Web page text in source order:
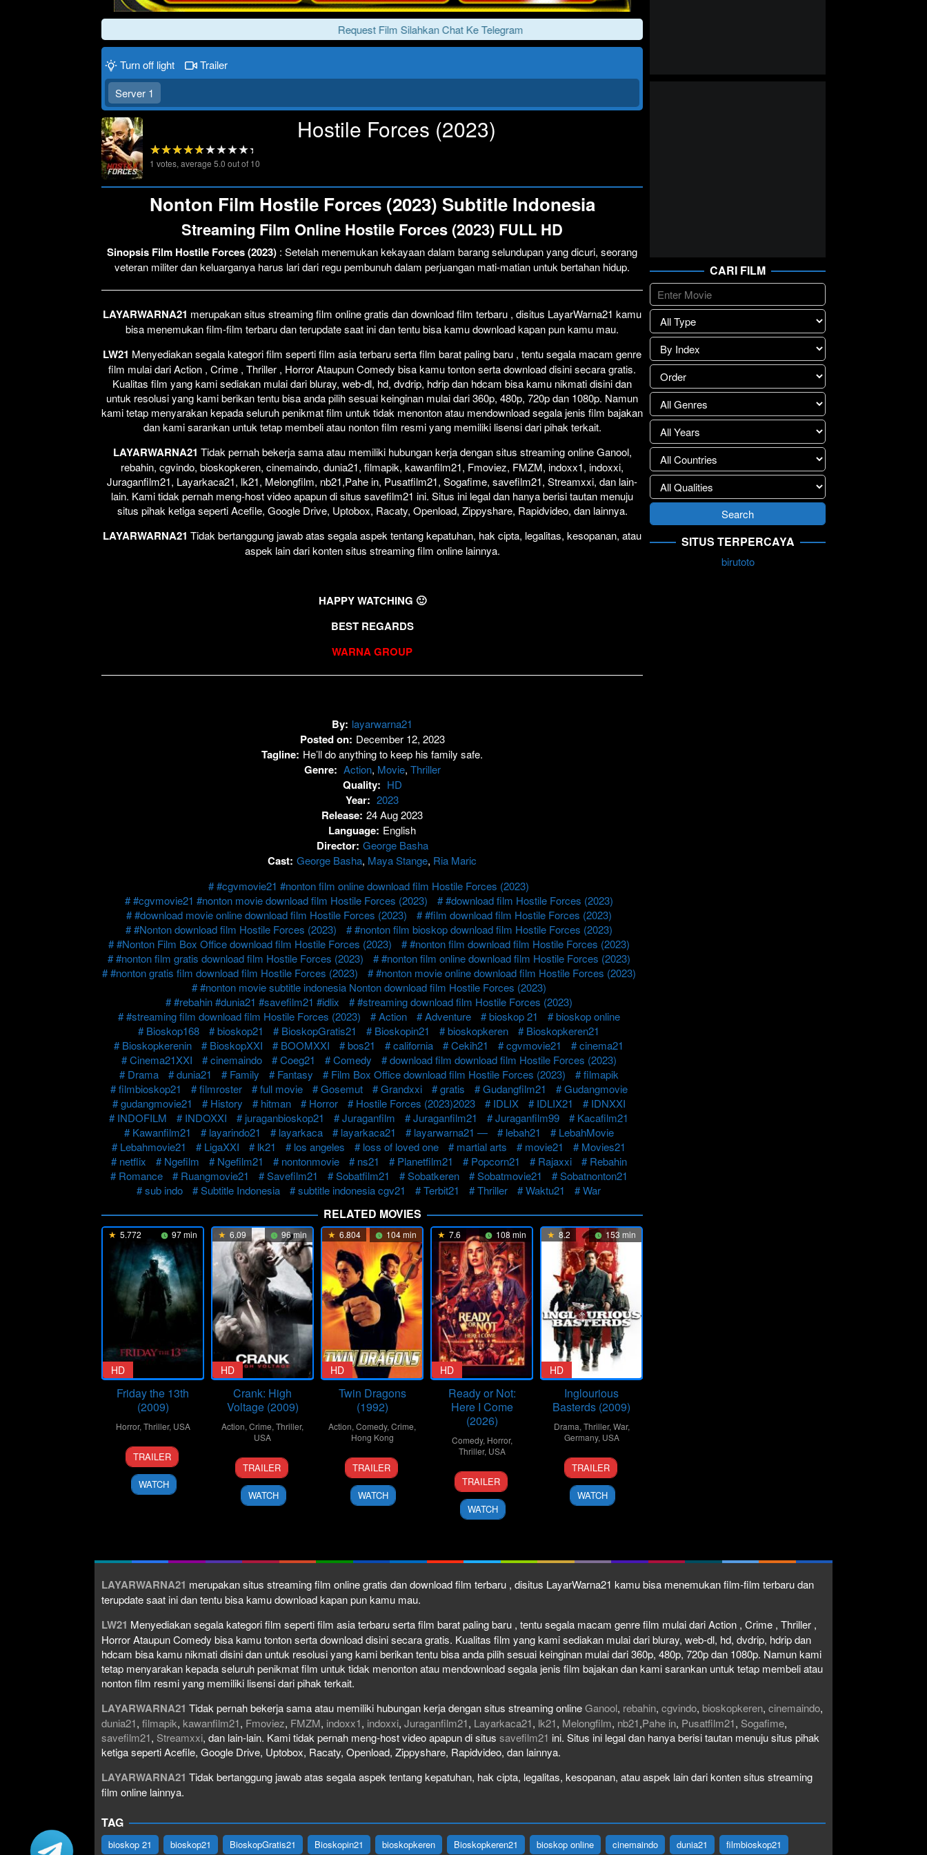
Request Film Silahkan Chat Ke Telegram
Lewati >>>
Click To Play
Turn off light
Trailer
Server 1
Hostile Forces (2023)
1 votes, average 5.0 out of 10
Nonton Film Hostile Forces (2023) Subtitle Indonesia
Streaming Film Online Hostile Forces (2023) FULL HD
Sinopsis Film Hostile Forces (2023) : Setelah menemukan kekayaan dalam barang selundupan yang dicuri, seorang
veteran militer dan keluarganya harus lari dari regu pembunuh dalam perjuangan mati-matian untuk bertahan hidup.
LAYARWARNA21 merupakan situs streaming film online gratis dan download film terbaru , disitus LayarWarna21 kamu
bisa menemukan film-film terbaru dan terupdate saat ini dan tentu bisa kamu download kapan pun kamu mau.
LW21 Menyediakan segala kategori film seperti film asia terbaru serta film barat paling baru , tentu segala macam genre
film mulai dari Action , Crime , Thriller , Horror Ataupun Comedy bisa kamu tonton serta download disini secara gratis.
Kualitas film yang kami sediakan mulai dari bluray, web-dl, hd, dvdrip, hdrip dan hdcam bisa kamu nikmati disini dan
untuk resolusi yang kami berikan tentu bisa anda pilih sesuai keinginan mulai dari 360p, 480p, 720p dan 1080p. Namun
kami tetap menyarakan kepada seluruh penikmat film untuk tidak menonton atau mendownload segala jenis film bajakan
dan kami sarankan untuk tetap membeli atau nonton film resmi yang memiliki lisensi dari pihak terkait.
LAYARWARNA21 Tidak pernah bekerja sama atau memiliki hubungan kerja dengan situs streaming online Ganool,
rebahin, cgvindo, bioskopkeren, cinemaindo, dunia21, filmapik, kawanfilm21, Fmoviez, FMZM, indoxx1, indoxxi,
Juraganfilm21, Layarkaca21, lk21, Melongfilm, nb21,Pahe in, Pusatfilm21, Sogafime, savefilm21, Streamxxi, dan lain-
lain. Kami tidak pernah meng-host video apapun di situs savefilm21 ini. Situs ini legal dan hanya berisi tautan menuju
situs pihak ketiga seperti Acefile, Google Drive, Uptobox, Racaty, Openload, Zippyshare, Rapidvideo, dan lainnya.
LAYARWARNA21 Tidak bertanggung jawab atas segala aspek tentang kepatuhan, hak cipta, legalitas, kesopanan, atau
aspek lain dari konten situs streaming film online lainnya.
HAPPY WATCHING 🙂
BEST REGARDS
WARNA GROUP
By: layarwarna21
Posted on: December 12, 2023
Tagline: He’ll do anything to keep his family safe.
Genre: Action, Movie, Thriller
Quality: HD
Year: 2023
Release: 24 Aug 2023
Language: English
Director: George Basha
Cast: George Basha, Maya Stange, Ria Maric
#cgvmovie21 #nonton film online download film Hostile Forces (2023)
#cgvmovie21 #nonton movie download film Hostile Forces (2023)
#download film Hostile Forces (2023)
#download movie online download film Hostile Forces (2023)
#film download film Hostile Forces (2023)
#Nonton download film Hostile Forces (2023)
#nonton film bioskop download film Hostile Forces (2023)
#Nonton Film Box Office download film Hostile Forces (2023)
#nonton film download film Hostile Forces (2023)
#nonton film gratis download film Hostile Forces (2023)
#nonton film online download film Hostile Forces (2023)
#nonton gratis film download film Hostile Forces (2023)
#nonton movie online download film Hostile Forces (2023)
#nonton movie subtitle indonesia Nonton download film Hostile Forces (2023)
#rebahin #dunia21 #savefilm21 #idlix
#streaming download film Hostile Forces (2023)
#streaming film download film Hostile Forces (2023)
Action Adventure bioskop 21
bioskop online
Bioskop168
bioskop21 BioskopGratis21 Bioskopin21 bioskopkeren
Bioskopkeren21
Bioskopkerenin
BioskopXXI BOOMXXI bos21 california Cekih21 cgvmovie21
cinema21
Cinema21XXI
cinemaindo Coeg21 Comedy
download film download film Hostile Forces (2023)
Drama
dunia21 Family Fantasy Film Box Office download film Hostile Forces (2023)
filmapik
filmbioskop21
filmroster full movie Gosemut Grandxxi gratis Gudangfilm21
Gudangmovie
gudangmovie21
History hitman Horror Hostile Forces (2023)2023 IDLIX IDLIX21
IDNXXI
INDOFILM
INDOXXI juraganbioskop21 Juraganfilm Juraganfilm21 Juraganfilm99
Kacafilm21
Kawanfilm21
layarindo21 layarkaca layarkaca21 layarwarna21 — lebah21
LebahMovie
Lebahmovie21
LigaXXI lk21 los angeles loss of loved one martial arts movie21
Movies21
netflix
Ngefilm Ngefilm21 nontonmovie ns21 Planetfilm21 Popcorn21 Rajaxxi
Rebahin
Romance
Ruangmovie21 Savefilm21 Sobatfilm21 Sobatkeren Sobatmovie21
Sobatnonton21
sub indo
Subtitle Indonesia subtitle indonesia cgv21 Terbit21 Thriller Waktu21 War
RELATED MOVIES
5.772 97 min
HD
Friday the 13th
(2009)
Horror, Thriller, USA
11
Feb
2009
Marcus
Nispel
TRAILER
WATCH
6.09 96 min
HD
Crank: High
Voltage (2009)
Action, Crime, Thriller,
USA
16
Apr
2009
Mark
Neveldine
TRAILER
WATCH
6.804 104 min
HD
Twin Dragons
(1992)
Action, Comedy, Crime,
Hong Kong
15
Jan
1992
Ringo
Lam
Ling-
Tung
TRAILER
WATCH
7.6 108 min
HD
Ready or Not:
Here I Come
(2026)
Comedy, Horror,
Thriller, USA
19
Mar
2026
Matt
Bettinelli-
Olpin
TRAILER
WATCH
8.2 153 min
HD
Inglourious
Basterds (2009)
Drama, Thriller, War,
Germany, USA
2
Aug
2009
Carlos
Fidel
TRAILER
WATCH
CARI FILM
SITUS TERPERCAYA
birutoto
LAYARWARNA21 merupakan situs streaming film online gratis dan download film terbaru , disitus LayarWarna21 kamu bisa menemukan film-film terbaru dan
terupdate saat ini dan tentu bisa kamu download kapan pun kamu mau.
LW21 Menyediakan segala kategori film seperti film asia terbaru serta film barat paling baru , tentu segala macam genre film mulai dari Action , Crime , Thriller ,
Horror Ataupun Comedy bisa kamu tonton serta download disini secara gratis. Kualitas film yang kami sediakan mulai dari bluray, web-dl, hd, dvdrip, hdrip dan
hdcam bisa kamu nikmati disini dan untuk resolusi yang kami berikan tentu bisa anda pilih sesuai keinginan mulai dari 360p, 480p, 720p dan 1080p. Namun kami
tetap menyarakan kepada seluruh penikmat film untuk tidak menonton atau mendownload segala jenis film bajakan dan kami sarankan untuk tetap membeli atau
nonton film resmi yang memiliki lisensi dari pihak terkait.
LAYARWARNA21 Tidak pernah bekerja sama atau memiliki hubungan kerja dengan situs streaming onlineGanool, rebahin, cgvindo, bioskopkeren, cinemaindo,
dunia21, filmapik, kawanfilm21, Fmoviez, FMZM, indoxx1, indoxxi, Juraganfilm21, Layarkaca21, lk21, Melongfilm, nb21,Pahe in, Pusatfilm21, Sogafime,
savefilm21, Streamxxi, dan lain-lain. Kami tidak pernah meng-host video apapun di situs savefilm21 ini. Situs ini legal dan hanya berisi tautan menuju situs pihak
ketiga seperti Acefile, Google Drive, Uptobox, Racaty, Openload, Zippyshare, Rapidvideo, dan lainnya.
LAYARWARNA21 Tidak bertanggung jawab atas segala aspek tentang kepatuhan, hak cipta, legalitas, kesopanan, atau aspek lain dari konten situs streaming
film online lainnya.
TAG
bioskop 21 bioskop21 BioskopGratis21 Bioskopin21 bioskopkeren Bioskopkeren21 bioskop online cinemaindo dunia21 filmbioskop21